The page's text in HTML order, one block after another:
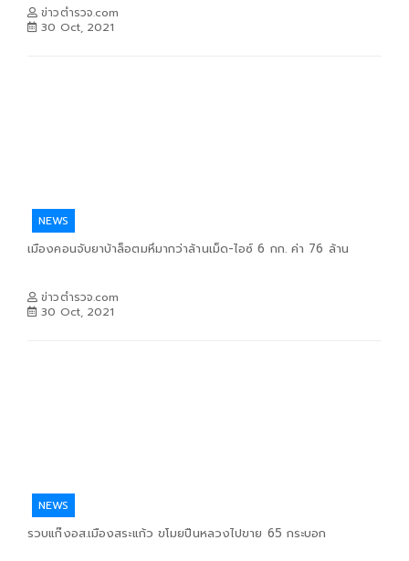
ข่าวตำรวจ.com
30 Oct, 2021
NEWS
เมืองคอนจับยาบ้าล็อตมหึมากว่าล้านเม็ด-ไอซ์ 6 กก. ค่า 76 ล้าน
ข่าวตำรวจ.com
30 Oct, 2021
NEWS
รวบแก๊งอส.เมืองสระแก้ว ขโมยปืนหลวงไปขาย 65 กระบอก